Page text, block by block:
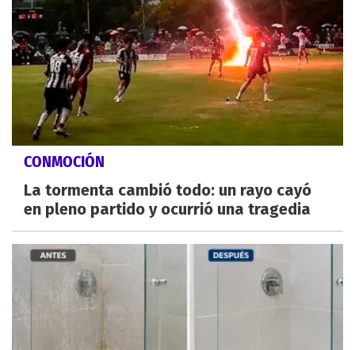
CONMOCIÓN
La tormenta cambió todo: un rayo cayó
en pleno partido y ocurrió una tragedia